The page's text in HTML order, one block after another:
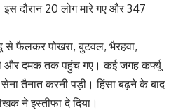
इस दौरान 20 लोग मारे गए और 347
से फैलकर पोखरा, बुटवल, भैरहवा,
और दमक तक पहुंच गए। कई जगह कर्फ्यू
तैनात करनी पड़ी। हिंसा बढ़ने के बाद
ने इस्तीफा दे दिया।